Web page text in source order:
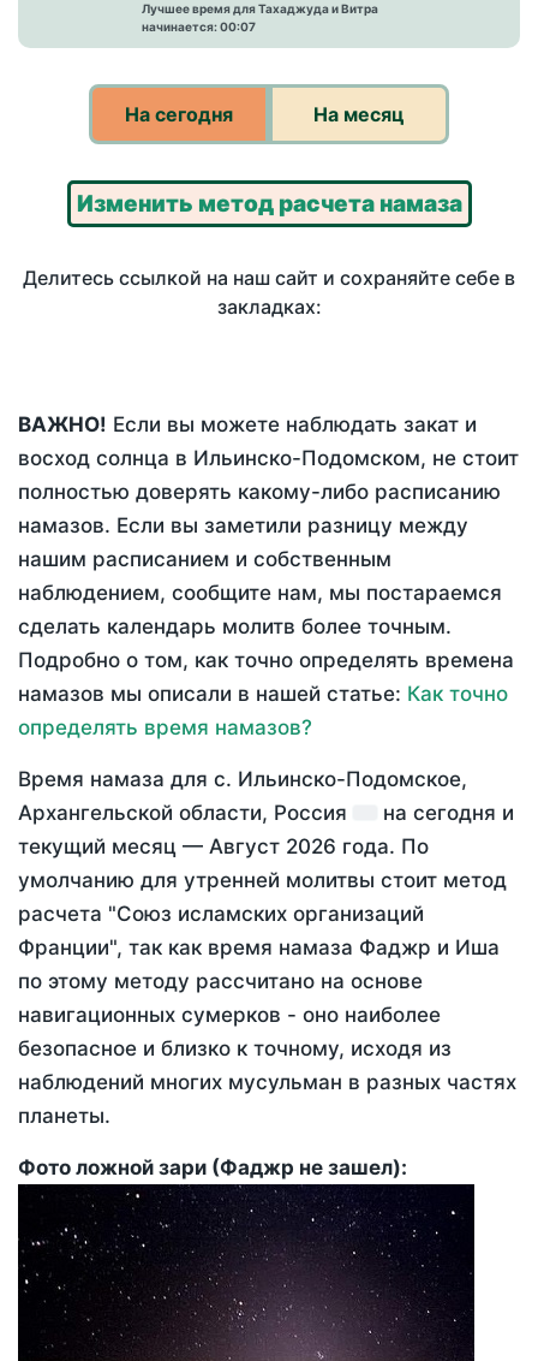
Лучшее время для Тахаджуда и Витра
начинается: 00:07
На сегодня На месяц
Изменить метод расчета намаза
Делитесь ссылкой на наш сайт и сохраняйте себе в
закладках:
ВАЖНО! Если вы можете наблюдать закат и
восход солнца в Ильинско-Подомском, не стоит
полностью доверять какому-либо расписанию
намазов. Если вы заметили разницу между
нашим расписанием и собственным
наблюдением, сообщите нам, мы постараемся
сделать календарь молитв более точным.
Подробно о том, как точно определять времена
намазов мы описали в нашей статье: Как точно
определять время намазов?
Время намаза для с. Ильинско-Подомское,
Архангельской области, Россия
на сегодня и
текущий месяц — Август 2026 года. По
умолчанию для утренней молитвы стоит метод
расчета "Союз исламских организаций
Франции", так как время намаза Фаджр и Иша
по этому методу рассчитано на основе
навигационных сумерков - оно наиболее
безопасное и близко к точному, исходя из
наблюдений многих мусульман в разных частях
планеты.
Фото ложной зари (Фаджр не зашел):